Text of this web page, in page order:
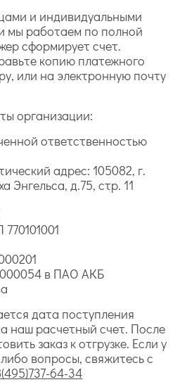
и индивидуальными
мы работаем по полной
сформирует счет.
копию платежного
или на электронную почту
организации:
ответственностью
адрес: 105082, г.
Энгельса, д.75, стр. 11
в ПАО АКБ
дата поступления
наш расчетный счет. После
заказ к отгрузке. Если у
вопросы, свяжитесь с
64-34